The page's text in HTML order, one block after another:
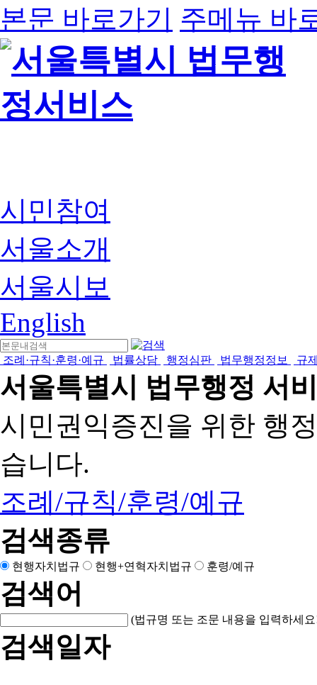
본문 바로가기 주메뉴 바
시민참여
서울소개
서울시보
English
조례·규칙·훈령·예규 법률상담 행정심판 법무행정정보 규
서울특별시 법무행정 서
시민권익증진을 위한 행
습니다.
조례/규칙/훈령/예규
검색종류
현행자치법규 현행+연혁자치법규 훈령/예규
검색어
(법규명 또는 조문 내용을 입력하세
검색일자